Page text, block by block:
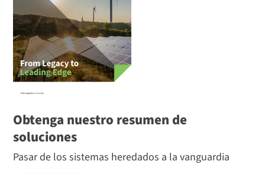
Obtenga nuestro resumen de
soluciones
Pasar de los sistemas heredados a la vanguardia